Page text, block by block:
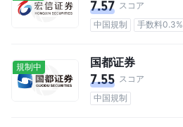
7.57 スコア
中国規制
手数料0.3%
規制中 国都证券
7.55 スコア
中国規制